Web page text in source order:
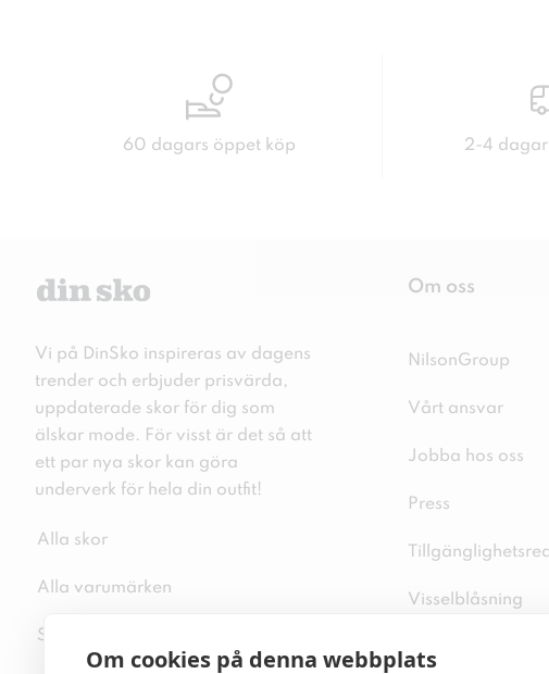
Om cookies på denna webbplats
60 dagars öppet köp 2-4
Vi på DinSko inspireras av dagens
trender och erbjuder prisvärda,
uppdaterade skor för dig som
älskar mode. För visst är det så att
ett par nya skor kan göra
underverk för hela din outfit!
Alla skor
Alla varumärken
Sitemap
Om oss
NilsonGroup
Vårt ansvar
Jobba hos oss
Press
Visselblåsning